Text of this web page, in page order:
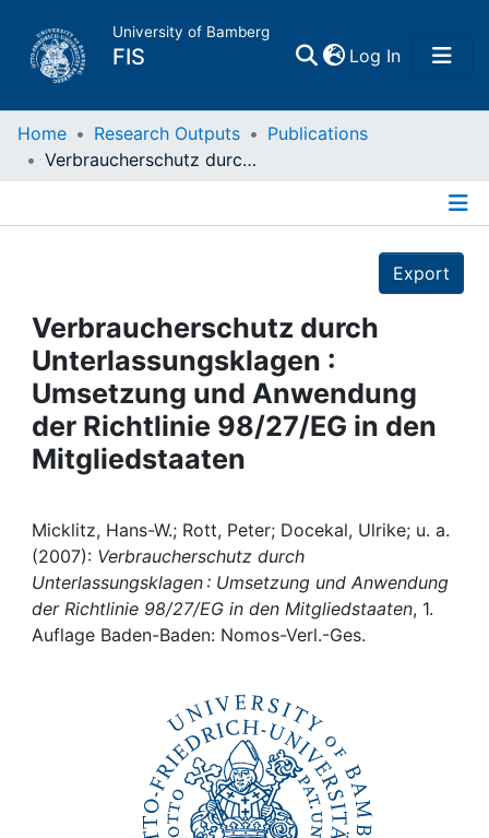
University of Bamberg
FIS Log In(current)
Home
Projects
People
Institutions
My FIS
Help
Home Research Outputs
Publications
Verbraucherschutz durch Unterlassungsklagen : Umsetzung und Anwendung der Richtlinie 98/27/EG in den Mitgliedstaaten
Export
Verbraucherschutz durch
Unterlassungsklagen :
Umsetzung und Anwendung
der Richtlinie 98/27/EG in den
Mitgliedstaaten
Micklitz, Hans-W.; Rott, Peter; Docekal, Ulrike; u. a.
(2007): Verbraucherschutz durch
Unterlassungsklagen : Umsetzung und Anwendung
der Richtlinie 98/27/EG in den Mitgliedstaaten, 1.
Auflage Baden-Baden: Nomos-Verl.-Ges.